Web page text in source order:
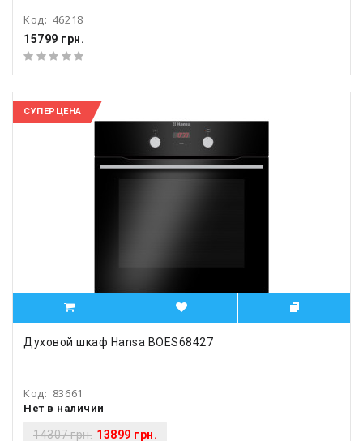
Код: 46218
15799 грн.
СУПЕРЦЕНА
Духовой шкаф Hansa BOES68427
Код: 83661
Нет в наличии
14307 грн. 13899 грн.